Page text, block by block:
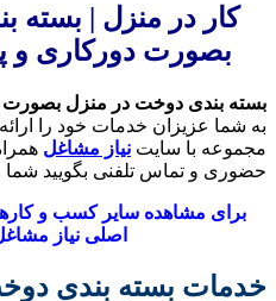
کار در منزل | بسته
بصورت دورکاری و
بسته بندی دوخت در منزل بصورت
به شما عزیزان خدمات خود را ارائه
مجموعه با سایت نیاز مشاغل
حضوری و تماس تلفنی بگویید شما
برای مشاهده سایر کسب و
اصلی نیاز
خدمات بسته بندی